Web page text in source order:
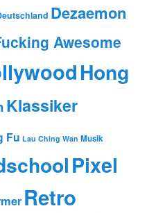
Dezaemon
Awesome
Hong
Klassiker
Fu Lau Ching Wan Musik
Pixel
Retro